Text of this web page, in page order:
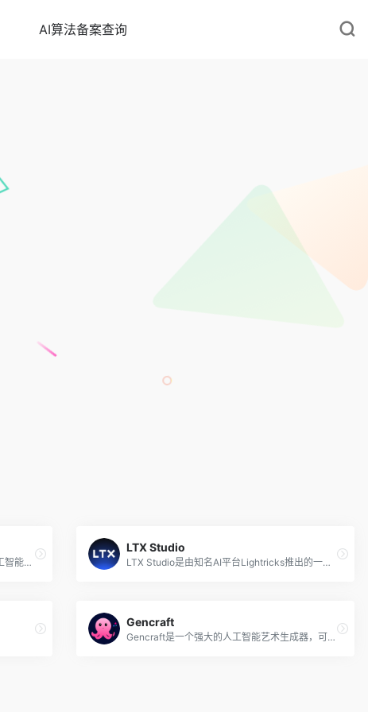
AI算法备案查询
Stable Video由Stability AI最新上线的人工智能视频生成工具，基于潜在扩散模型Stable Video Diffusion，可以直接在线快速创建高质量的视频内容。该工具允许用户从文本描述或静态图像出发，生成连贯且逼真的视频序列，实现了从文本到视频和图像到视频的转换。
LTX Studio
LTX Studio是由知名AI平台Lightricks推出的一款创新的生成式AI电影制作和视频短片生成平台，允许用户仅通过输入文本描述就能够生成超过25秒的微电影视频。
Gencraft
Gencraft是一个强大的人工智能艺术生成器，可以将文字转换为独特的图像和视频。只需输入文本提示，从其提供的不同风格中选择，便可以创建和生成视频和高分辨率图像，或共享你的创意设计。